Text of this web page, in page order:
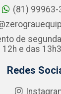
(81) 99963-
de
12h e das
Redes